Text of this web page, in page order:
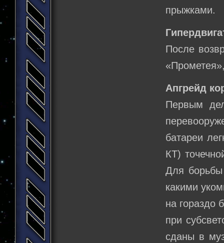
прыжками.
После
Апгрейд
Первым
батареи
КТ)
Для борьбы
какими
на гораздо
при
сданы в